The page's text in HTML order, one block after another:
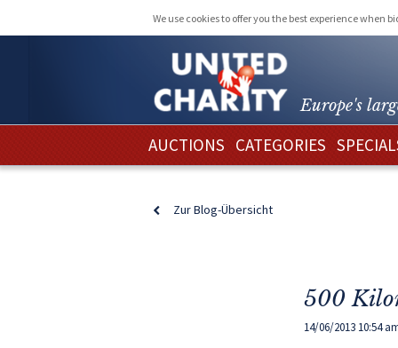
We use cookies to offer you the best experience
Europe's
AUCTIONS CATEGORIES
Zur Blog-Übersicht
500
14/06/2013 10:54